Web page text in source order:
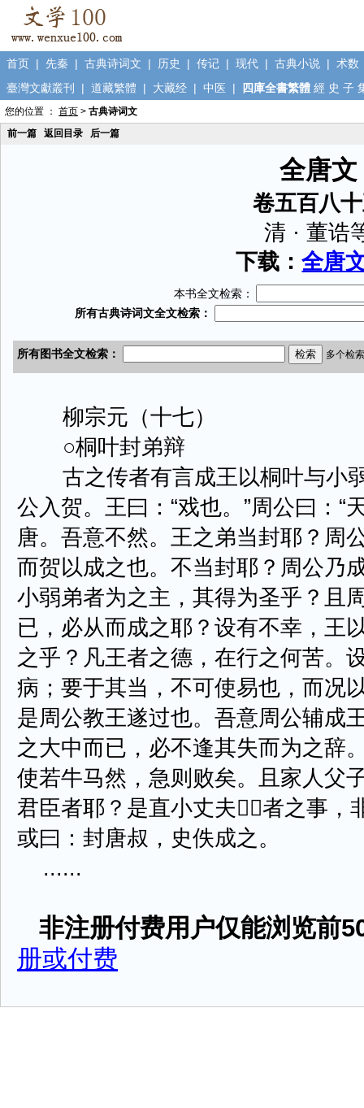
首页 | 先秦 | 古典诗词文 | 历史 | 传记 | 现代 | 古典小说 | 术数
臺灣文獻叢刊
| 道藏繁體 | 大藏经 | 中医 | 四庫全書繁體 經 史 子
您的位置 ： 首页 > 古典诗词文
前一篇
返回目录 后一篇
全唐文
卷五百八
清 · 董诰
下载：全唐
本书全文检索：
柳宗元（十七）
○桐叶封弟辩
古之传者有言成王以桐叶与小弱
公入贺。王曰：“戏也。”周公曰：“
唐。吾意不然。王之弟当封耶？周
而贺以成之也。不当封耶？周公乃
小弱弟者为之主，其得为圣乎？且
已，必从而成之耶？设有不幸，王
之乎？凡王者之德，在行之何苦。
病；要于其当，不可使易也，而况
是周公教王遂过也。吾意周公辅成
之大中而已，必不逢其失而为之辞
使若牛马然，急则败矣。且家人父
君臣者耶？是直小丈夫者之事，
或曰：封唐叔，史佚成之。
......
非注册付费用户仅能浏览前
册或付费